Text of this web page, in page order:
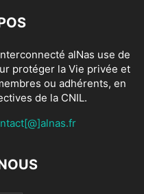
alNas use de
protéger la Vie privée et
ou adhérents, en
de la CNIL.